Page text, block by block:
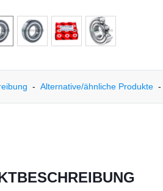
Alternative/ähnliche Produkte